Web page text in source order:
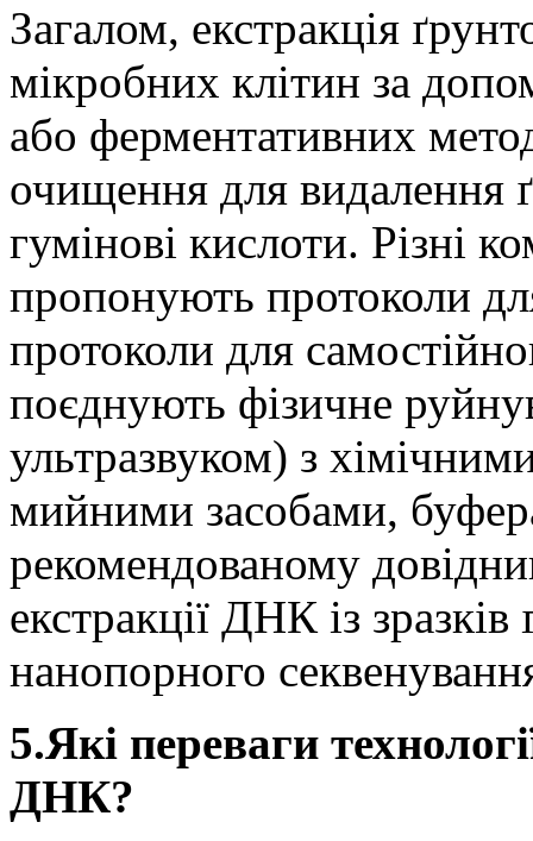
Загалом, екстракція
мікробних клітин за
або ферментативних
очищення для видалення
гумінові кислоти. Різні
пропонують протоколи
протоколи для
поєднують фізичне
ультразвуком) з
мийними засобами,
рекомендованому
екстракції ДНК із
нанопорного
5.Які переваги
ДНК?